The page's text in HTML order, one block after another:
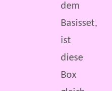
dem
Basisset,
ist
diese
Box